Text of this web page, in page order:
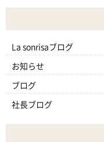
La sonrisaブログ
お知らせ
ブログ
社長ブログ